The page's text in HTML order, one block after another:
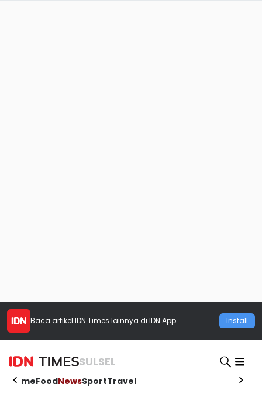
Baca artikel IDN Times lainnya di IDN App Install
SULSEL
HomeFoodNewsSportTravel